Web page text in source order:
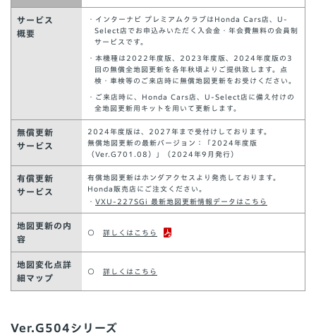
サービス
概要
・インターナビ プレミアムクラブはHonda Cars店、U-
Select店でお申込みいただく入会金・年会費無料の会員制
サービスです。
・本機種は2022年度版、2023年度版、2024年度版の3
回の無償全地図更新を各年秋頃よりご提供致します。点
検・車検等のご来店時に無償地図更新をお受けください。
・ご来店時に、Honda Cars店、U-Select店に備え付けの
全地図更新用キットを用いて更新します。
無償更新
サービス
2024年度版は、2027年まで受付けしております。
無償地図更新の最新バージョン：「2024年度版
（Ver.G701.08）」（2024年9月発行）
有償更新
サービス
有償地図更新はホンダアクセスより発売しております。
Honda販売店にご注文ください。
・ VXU-227SGi 最新地図更新情報データはこちら
地図更新の内
容
○ 詳しくはこちら
地図変化点詳
細マップ
○ 詳しくはこちら
Ver.G504シリーズ